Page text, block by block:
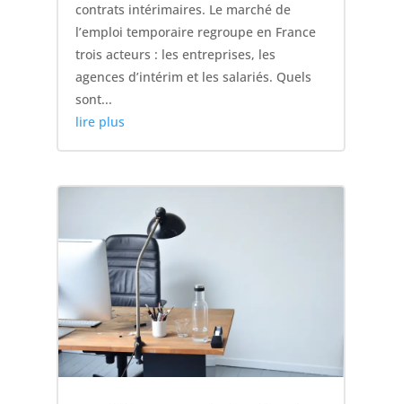
contrats intérimaires. Le marché de
l’emploi temporaire regroupe en France
trois acteurs : les entreprises, les
agences d’intérim et les salariés. Quels
sont...
lire plus